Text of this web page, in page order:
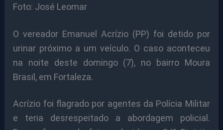
Foto: José Leomar
O vereador Emanuel Acrízio (PP) foi detido por
urinar próximo a um veículo. O caso aconteceu
na noite deste domingo (7), no bairro Moura
Brasil, em Fortaleza.
Acrízio foi flagrado por agentes da Polícia Militar
e teria desrespeitado a abordagem policial.